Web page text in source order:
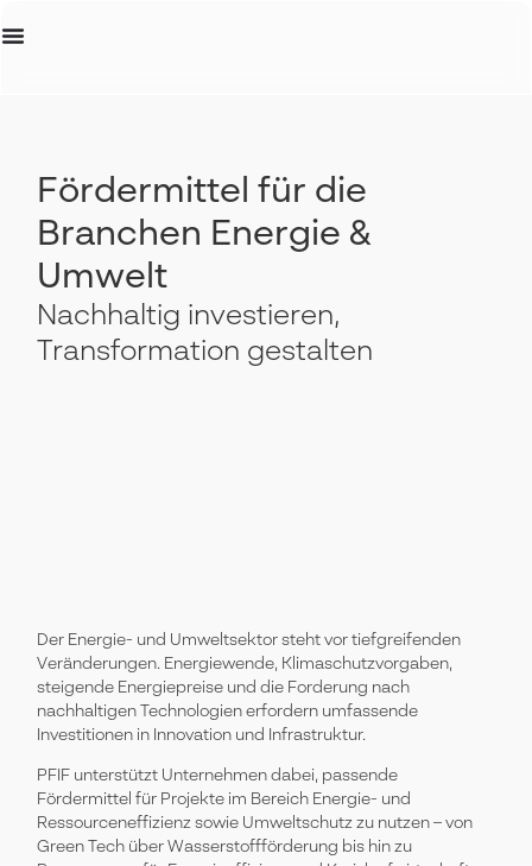
Fördermittel für die
Branchen Energie &
Umwelt
Nachhaltig investieren,
Transformation gestalten
Der Energie- und Umweltsektor steht vor tiefgreifenden
Veränderungen. Energiewende, Klimaschutzvorgaben,
steigende Energiepreise und die Forderung nach
nachhaltigen Technologien erfordern umfassende
Investitionen in Innovation und Infrastruktur.
PFIF unterstützt Unternehmen dabei, passende
Fördermittel für Projekte im Bereich Energie- und
Ressourceneffizienz sowie Umweltschutz zu nutzen – von
Green Tech über Wasserstoffförderung bis hin zu